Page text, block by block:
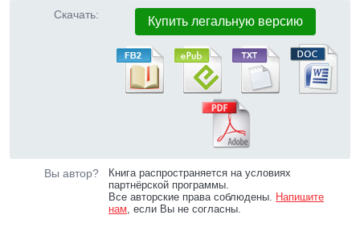
Скачать: Купить легальную версию
Вы автор?
Книга распространяется на условиях
партнёрской программы.
Все авторские права соблюдены. Напишите
нам, если Вы не согласны.